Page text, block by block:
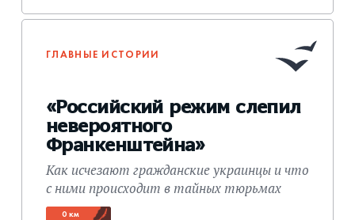
ГЛАВНЫЕ ИСТОРИИ
«Российский режим слепил
невероятного
Франкенштейна»
Как исчезают гражданские украинцы и что
с ними происходит в тайных тюрьмах
0 км